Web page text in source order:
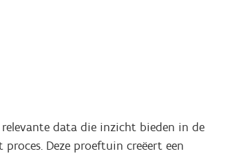
data die inzicht bieden in de
Deze proeftuin creëert een